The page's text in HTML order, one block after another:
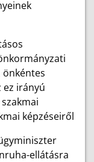
önkéntes
ez irányú
képzéseiről
ellátásra